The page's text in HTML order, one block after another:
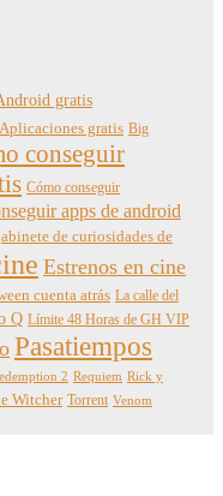
gratis
Aplicaciones gratis Big
conseguir
Cómo conseguir
apps de android
de curiosidades de
Estrenos en cine
cuenta atrás La calle del
Q Límite 48 Horas de GH VIP
Pasatiempos
2 Requiem Rick y
Witcher Torrent Venom